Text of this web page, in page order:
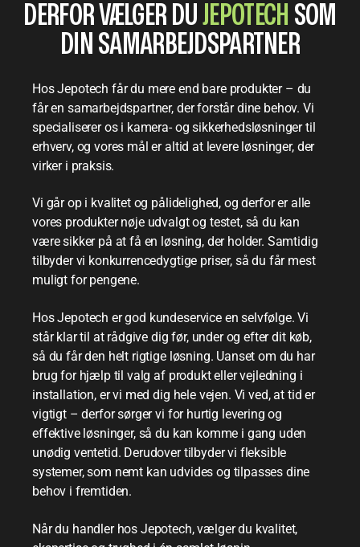
DERFOR VÆLGER DU JEPOTECH SOM
DIN SAMARBEJDSPARTNER
Hos Jepotech får du mere end bare produkter – du
får en samarbejdspartner, der forstår dine behov. Vi
specialiserer os i kamera- og sikkerhedsløsninger til
erhverv, og vores mål er altid at levere løsninger, der
virker i praksis.
Vi går op i kvalitet og pålidelighed, og derfor er alle
vores produkter nøje udvalgt og testet, så du kan
være sikker på at få en løsning, der holder. Samtidig
tilbyder vi konkurrencedygtige priser, så du får mest
muligt for pengene.
Hos Jepotech er god kundeservice en selvfølge. Vi
står klar til at rådgive dig før, under og efter dit køb,
så du får den helt rigtige løsning. Uanset om du har
brug for hjælp til valg af produkt eller vejledning i
installation, er vi med dig hele vejen. Vi ved, at tid er
vigtigt – derfor sørger vi for hurtig levering og
effektive løsninger, så du kan komme i gang uden
unødig ventetid. Derudover tilbyder vi fleksible
systemer, som nemt kan udvides og tilpasses dine
behov i fremtiden.
Når du handler hos Jepotech, vælger du kvalitet,